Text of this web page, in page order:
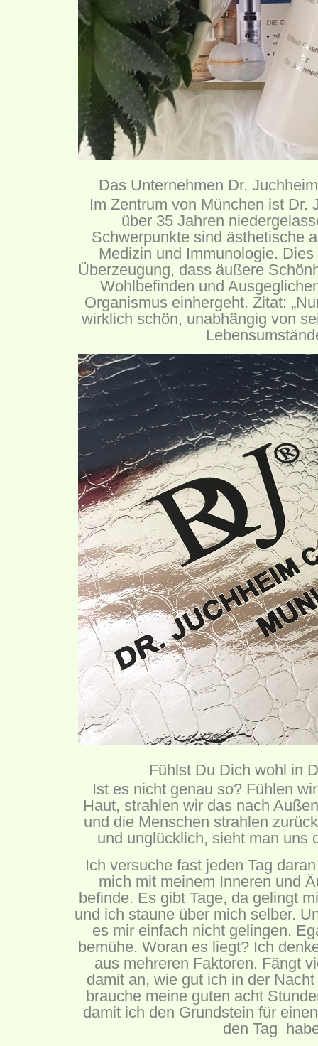
Das Unternehmen Dr.
Im Zentrum von München ist Dr.
über 35 Jahren
Schwerpunkte sind ästhetische
Medizin und Immunologie.
Überzeugung, dass äußere
Wohlbefinden und
Organismus einhergeht. Zitat:
wirklich schön, unabhängig von
Fühlst Du Dich wohl in
Ist es nicht genau so? Fühlen
Haut, strahlen wir das nach
und die Menschen strahlen
und unglücklich, sieht man uns
Ich versuche fast jeden Tag
mich mit meinem Inneren und
befinde. Es gibt Tage, da gelingt
und ich staune über mich selber.
es mir einfach nicht gelingen.
bemühe. Woran es liegt? Ich
aus mehreren Faktoren. Fängt
damit an, wie gut ich in der
brauche meine guten acht
damit ich den Grundstein für
den Tag